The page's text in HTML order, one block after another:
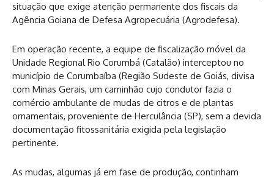
situação que exige atenção permanente dos fiscais da
Agência Goiana de Defesa Agropecuária (Agrodefesa).
Em operação recente, a equipe de fiscalização móvel da
Unidade Regional Rio Corumbá (Catalão) interceptou no
município de Corumbaíba (Região Sudeste de Goiás, divisa
com Minas Gerais, um caminhão cujo condutor fazia o
comércio ambulante de mudas de citros e de plantas
ornamentais, proveniente de Herculância (SP), sem a devida
documentação fitossanitária exigida pela legislação
pertinente.
As mudas, algumas já em fase de produção, continham